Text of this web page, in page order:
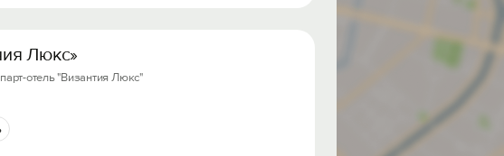
Люкс»
отель "Византия Люкс"